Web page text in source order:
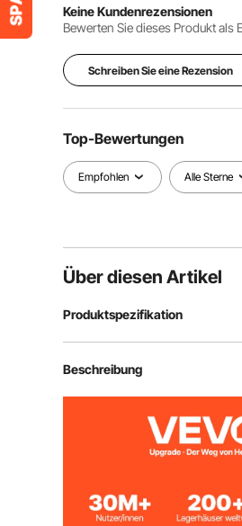
Keine Kundenrezensionen
Bewerten Sie dieses Produkt als
Schreiben Sie eine Rezension
Top-Bewertungen
Empfohlen Alle Sterne
Über diesen Artikel
Produktspezifikation
Artikelmodellnummer
Gesamtladekapazität
Produktabmessungen
Beschreibung